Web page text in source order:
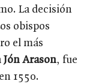
La decisión
obispos
el más
Jón Arason, fue
1550.